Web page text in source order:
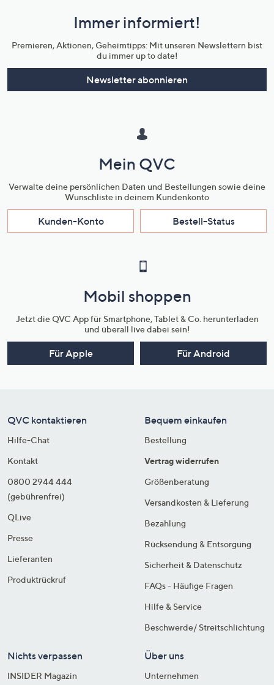
Unternehmensinformationen
Immer informiert!
Premieren, Aktionen, Geheimtipps: Mit unseren Newslettern bist
du immer up to date!
Newsletter abonnieren
Mein QVC
Verwalte deine persönlichen Daten und Bestellungen sowie deine
Wunschliste in deinem Kundenkonto
Kunden-Konto Bestell-Status
Mobil shoppen
Jetzt die QVC App für Smartphone, Tablet & Co. herunterladen
und überall live dabei sein!
Für Apple Für Android
QVC kontaktieren
Hilfe-Chat
Kontakt
0800 2944 444
(gebührenfrei)
QLive
Presse
Lieferanten
Produktrückruf
Bequem einkaufen
Bestellung
Vertrag widerrufen
Größenberatung
Versandkosten & Lieferung
Bezahlung
Rücksendung & Entsorgung
Sicherheit & Datenschutz
FAQs - Häufige Fragen
Hilfe & Service
Beschwerde/ Streitschlichtung
Nichts verpassen
INSIDER Magazin
Über uns
Unternehmen